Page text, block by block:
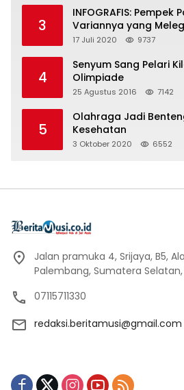
3
INFOGRAFIS:
Variannya yang
17 Juli 2020 9737
4
Senyum Sang Pelari
Olimpiade
25 Agustus 2016 7142
5
Olahraga Jadi
Kesehatan
3 Oktober 2020 6552
Jalan pramuka 4, Srijaya, B5,
Palembang, Sumatera Selatan,
07115711330
redaksi.beritamusi@gmail.com